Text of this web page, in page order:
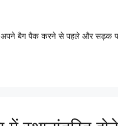
अपने बैग पैक करने से पहले और